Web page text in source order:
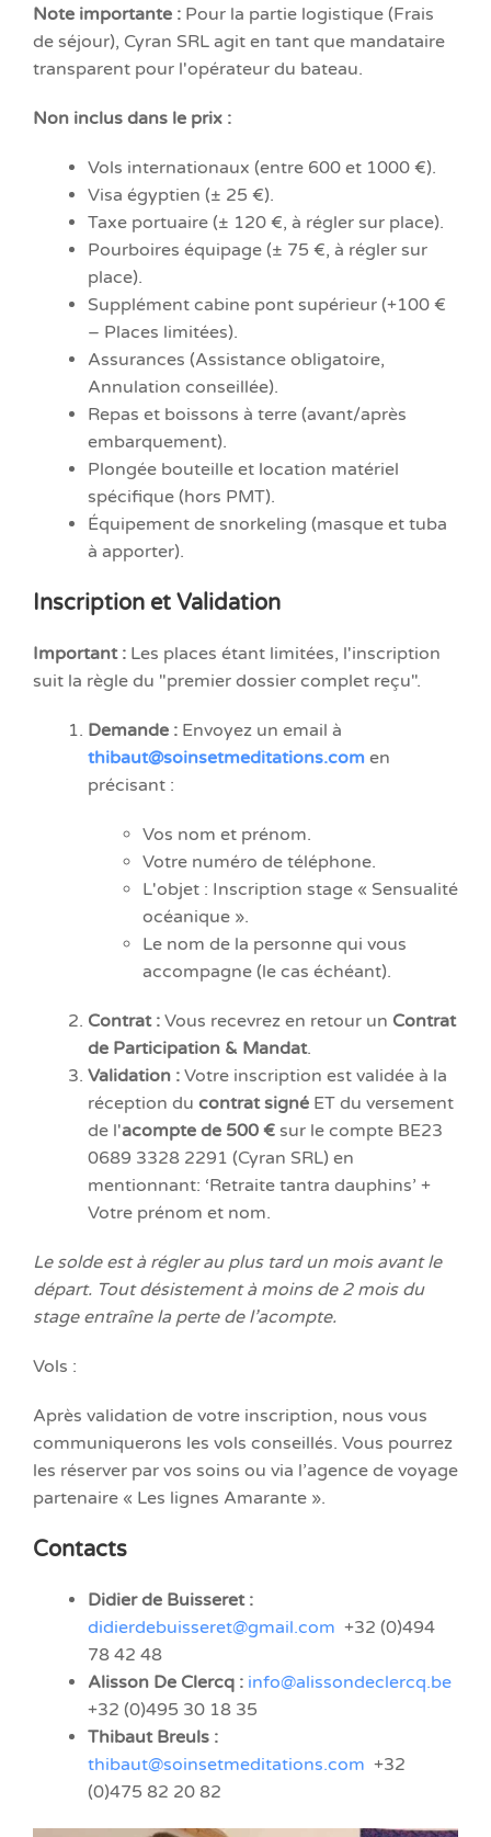
Note importante : Pour la partie logistique (Frais
de séjour), Cyran SRL agit en tant que mandataire
transparent pour l'opérateur du bateau.
Non inclus dans le prix :
Vols internationaux (entre 600 et 1000 €).
Visa égyptien (± 25 €).
Taxe portuaire (± 120 €, à régler sur place).
Pourboires équipage (± 75 €, à régler sur
place).
Supplément cabine pont supérieur (+100 €
– Places limitées).
Assurances (Assistance obligatoire,
Annulation conseillée).
Repas et boissons à terre (avant/après
embarquement).
Plongée bouteille et location matériel
spécifique (hors PMT).
Équipement de snorkeling (masque et tuba
à apporter).
Inscription et Validation
Important : Les places étant limitées, l'inscription
suit la règle du "premier dossier complet reçu".
Demande : Envoyez un email à
thibaut@soinsetmeditations.com en
précisant :
Vos nom et prénom.
Votre numéro de téléphone.
L'objet : Inscription stage « Sensualité
océanique ».
Le nom de la personne qui vous
accompagne (le cas échéant).
Contrat : Vous recevrez en retour un Contrat
de Participation & Mandat.
Validation : Votre inscription est validée à la
réception du contrat signé ET du versement
de l'acompte de 500 € sur le compte BE23
0689 3328 2291 (Cyran SRL) en
mentionnant: ‘Retraite tantra dauphins’ +
Votre prénom et nom.
Le solde est à régler au plus tard un mois avant le
départ. Tout désistement à moins de 2 mois du
stage entraîne la perte de l’acompte.
Vols :
Après validation de votre inscription, nous vous
communiquerons les vols conseillés. Vous pourrez
les réserver par vos soins ou via l’agence de voyage
partenaire « Les lignes Amarante ».
Contacts
Didier de Buisseret :
didierdebuisseret@gmail.com +32 (0)494
78 42 48
Alisson De Clercq : info@alissondeclercq.be
+32 (0)495 30 18 35
Thibaut Breuls :
thibaut@soinsetmeditations.com +32
(0)475 82 20 82